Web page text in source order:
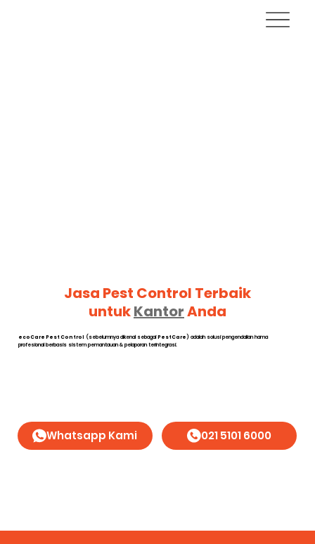
Whatsapp Kami 021 5101 6000
Jasa Pest Control Terbaik
untukKantorAnda
ecoCare Pest Control (sebelumnya dikenal sebagaiPestCare ) adalah solusi pengendalian hama
profesional berbasis sistem pemantauan & pelaporan terintegrasi.